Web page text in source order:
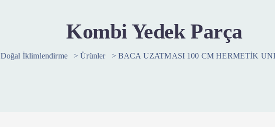
Kombi Yedek Parça
Doğal İklimlendirme >Ürünler > BACA UZATMASI 100 CM HERMETİK